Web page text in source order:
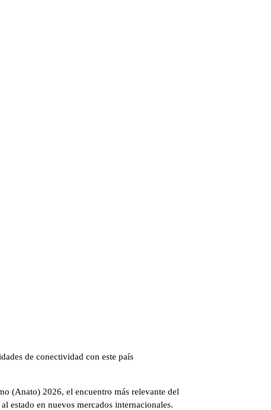
de conectividad con este país
(Anato) 2026, el encuentro más relevante del
estado en nuevos mercados internacionales.